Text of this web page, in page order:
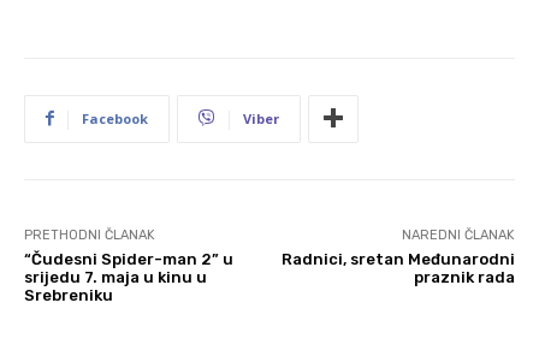
Facebook Viber
PRETHODNI ČLANAK
“Čudesni Spider-man 2” u
srijedu 7. maja u kinu u
Srebreniku
NAREDNI ČLANAK
Radnici, sretan Međunarodni
praznik rada